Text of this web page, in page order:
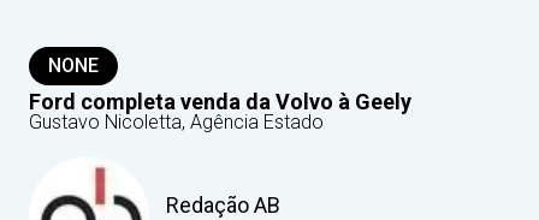
NONE
Ford completa venda da Volvo à Geely
Gustavo Nicoletta, Agência Estado
Redação AB